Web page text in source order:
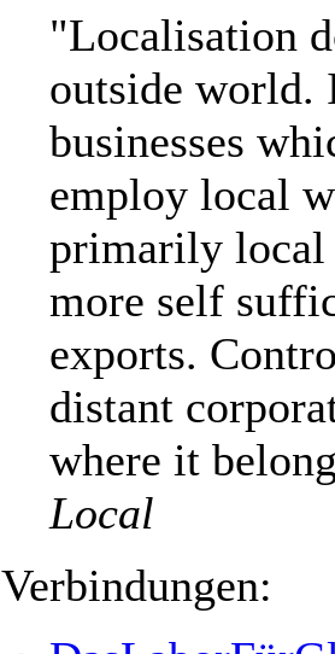
"Localisation
outside world.
businesses
employ local
primarily local
more self
exports.
distant
where it
Local
Verbindungen: